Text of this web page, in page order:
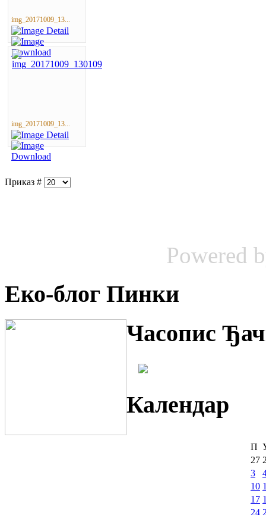
img_20171009_13...
img_20171009_13...
Приказ #
Powered
Еко-блог Пинки
Часопис
Календар
П
27
3
10
17
24